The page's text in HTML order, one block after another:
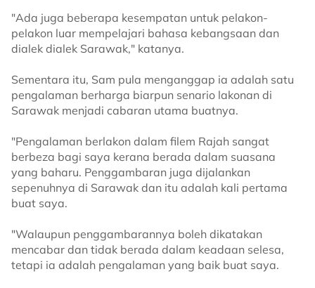
"Ada juga beberapa kesempatan untuk pelakon-
pelakon luar mempelajari bahasa kebangsaan dan
dialek dialek Sarawak," katanya.
Sementara itu, Sam pula menganggap ia adalah satu
pengalaman berharga biarpun senario lakonan di
Sarawak menjadi cabaran utama buatnya.
"Pengalaman berlakon dalam filem Rajah sangat
berbeza bagi saya kerana berada dalam suasana
yang baharu. Penggambaran juga dijalankan
sepenuhnya di Sarawak dan itu adalah kali pertama
buat saya.
"Walaupun penggambarannya boleh dikatakan
mencabar dan tidak berada dalam keadaan selesa,
tetapi ia adalah pengalaman yang baik buat saya.